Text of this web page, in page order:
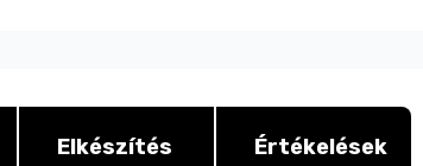
Elkészítés Értékelések